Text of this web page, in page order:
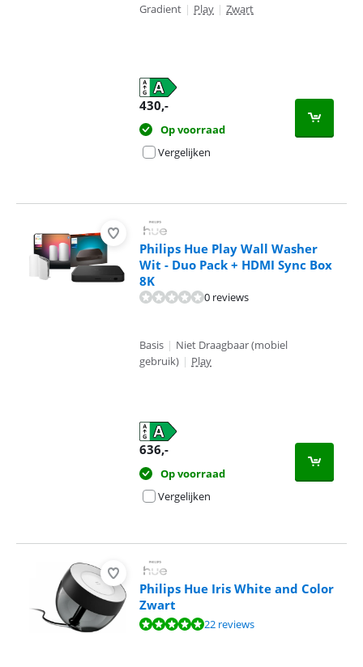
Gradient | Play | Zwart
430,-
Op voorraad
Vergelijken
Philips Hue Play Wall Washer
Wit - Duo Pack + HDMI Sync Box
8K
0 reviews
Basis | Niet Draagbaar (mobiel
gebruik) | Play
636,-
Op voorraad
Vergelijken
Philips Hue Iris White and Color
Zwart
Beoordeling is 9,5 van de 10, gebaseerd op 22 reviews.
22 reviews